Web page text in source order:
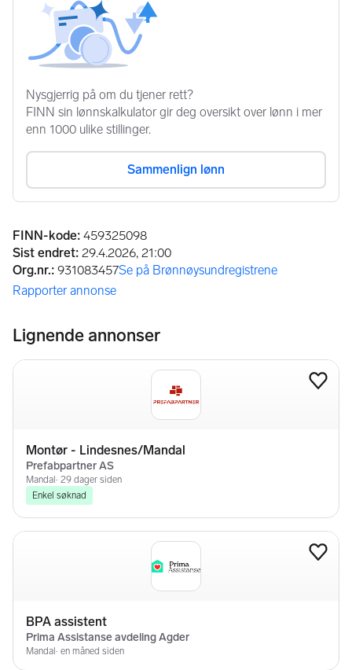
Annonseinformasjon
FINN-kode: 459325098
Sist endret: 29.4.2026, 21:00
Org.nr.: 931083457Se på Brønnøysundregistrene
(åpnes i ny fane)
Rapporter annonse